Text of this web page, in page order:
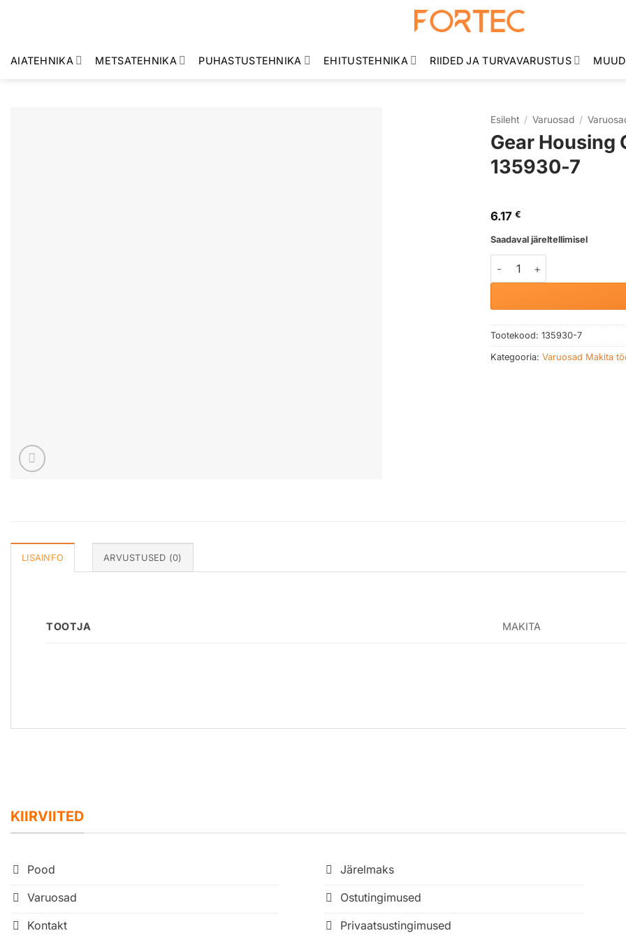
AIATEHNIKA METSATEHNIKA PUHASTUSTEHNIKA EHITUSTEHNIKA RIIDED JA TURVAVARUSTUS
Esileht / Varuosad /
Gear Housing
135930-7
6.17 €
Saadaval järeltellimisel
Gear Housing Cover
Tootekood: 135930-7
Kategooria: Varuosad Makita
LISAINFO ARVUSTUSED (0)
TOOTJA MAKITA
KIIRVIITED
Pood
Varuosad
Kontakt
Järelmaks
Ostutingimused
Privaatsustingimused